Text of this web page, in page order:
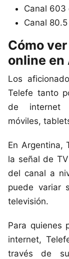
Canal 603
Canal
Cómo
online en
Los
Telefe tanto
de internet
móviles,
En Argentina,
la señal de
del canal a
puede variar
televisión.
Para quienes
internet,
través de